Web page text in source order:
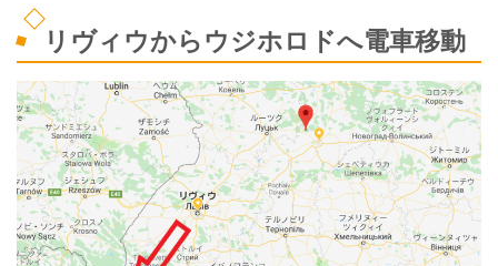
リヴィウからウジホロドへ電車移動